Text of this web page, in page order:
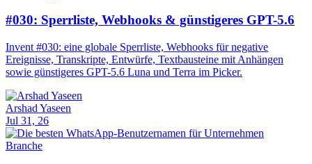
#030: Sperrliste, Webhooks & günstigeres GPT-5.6
Invent #030: eine globale Sperrliste, Webhooks für negative
Ereignisse, Transkripte, Entwürfe, Textbausteine mit Anhängen
sowie günstigeres GPT-5.6 Luna und Terra im Picker.
Arshad Yaseen
Jul 31, 26
Branche